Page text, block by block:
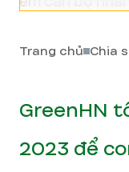
Trang chủ Chia
GreenHN
2023 để